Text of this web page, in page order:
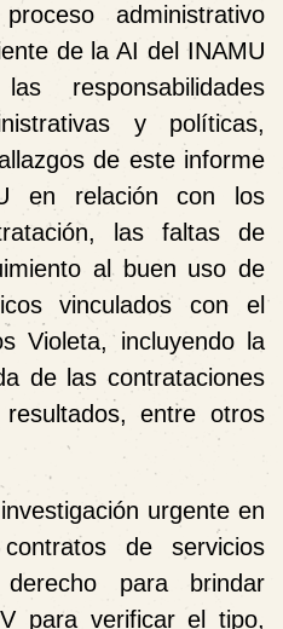
administrativo
de la AI del INAMU
responsabilidades
y políticas,
de este informe
en relación con los
las faltas de
al buen uso de
vinculados con el
Violeta, incluyendo la
de las contrataciones
entre otros
urgente en
de servicios
para brindar
para verificar el tipo,